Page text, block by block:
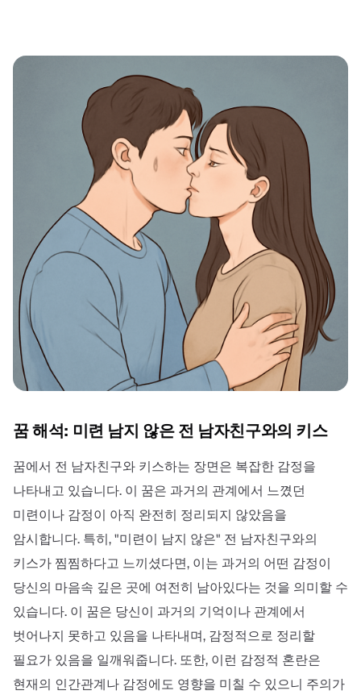
꿈 해석: 미련 남지 않은 전 남자친구와의 키스
꿈에서 전 남자친구와 키스하는 장면은 복잡한 감정을
나타내고 있습니다. 이 꿈은 과거의 관계에서 느꼈던
미련이나 감정이 아직 완전히 정리되지 않았음을
암시합니다. 특히, "미련이 남지 않은" 전 남자친구와의
키스가 찜찜하다고 느끼셨다면, 이는 과거의 어떤 감정이
당신의 마음속 깊은 곳에 여전히 남아있다는 것을 의미할 수
있습니다. 이 꿈은 당신이 과거의 기억이나 관계에서
벗어나지 못하고 있음을 나타내며, 감정적으로 정리할
필요가 있음을 일깨워줍니다. 또한, 이런 감정적 혼란은
현재의 인간관계나 감정에도 영향을 미칠 수 있으니 주의가